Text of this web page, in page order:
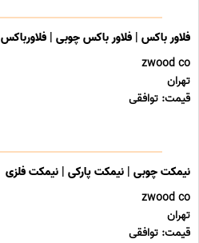
فلاور باکس | فلاور باکس چوبی | فلاورباکس
zwood co
تهران
قیمت: توافقی
نیمکت چوبی | نیمکت پارکی | نیمکت فلزی
zwood co
تهران
قیمت: توافقی